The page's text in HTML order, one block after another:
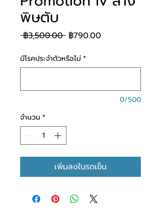
พิษตับ
฿3,500.00 ราคาปกติ
฿790.00
มีโรคประจำตัวหรือไม่*
0/500
จำนวน *
เพิ่มลงในรถเข็น